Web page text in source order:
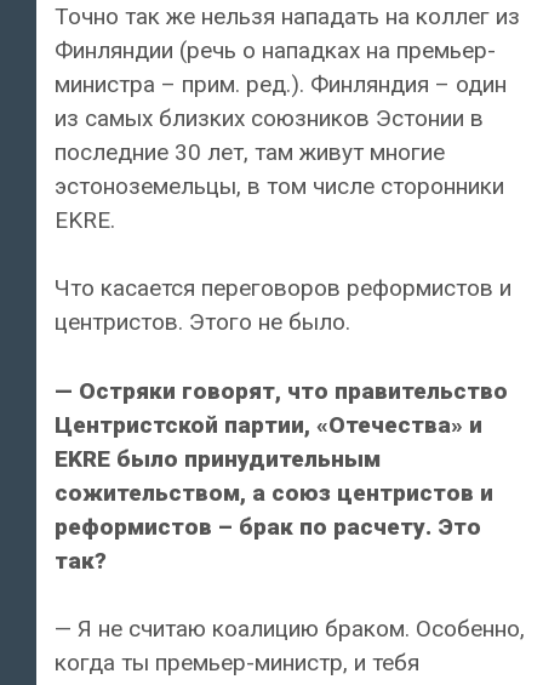
Точно так же нельзя нападать на коллег из
Финляндии (речь о нападках на премьер-
министра – прим. ред.). Финляндия – один
из самых близких союзников Эстонии в
последние 30 лет, там живут многие
эстоноземельцы, в том числе сторонники
EKRE.
Что касается переговоров реформистов и
центристов. Этого не было.
— Остряки говорят, что правительство
Центристской партии, «Отечества» и
EKRE было принудительным
сожительством, а союз центристов и
реформистов – брак по расчету. Это
так?
— Я не считаю коалицию браком. Особенно,
когда ты премьер-министр, и тебя